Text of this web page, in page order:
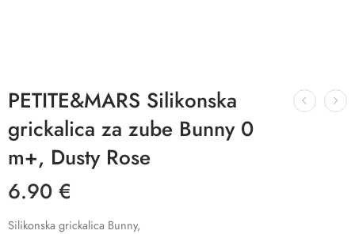
PETITE&MARS Silikonska
grickalica za zube Bunny 0
m+, Dusty Rose
6.90 €
Silikonska grickalica Bunny,